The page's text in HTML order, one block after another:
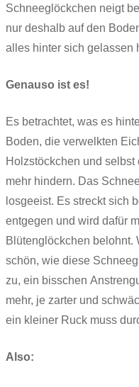
Schneeglöckchen neigt
nur deshalb auf den
alles hinter sich gelassen
Genauso ist es!
Es betrachtet, was es
Boden, die verwelkten
Holzstöckchen und
mehr hindern. Das
losgeeist. Es streckt sich
entgegen und wird dafür
Blütenglöckchen belohnt.
schön, wie diese
zu, ein bisschen
mehr, je zarter und
ein kleiner Ruck muss
Also: